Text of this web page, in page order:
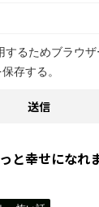
するためブラウ
存する。
と幸せになれ